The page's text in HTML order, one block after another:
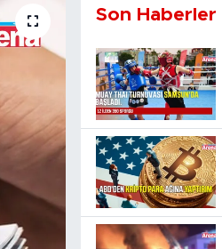
Son Haberler